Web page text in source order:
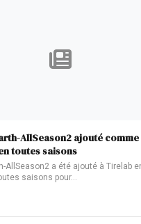
AllSeason2 ajouté
toutes saisons
AllSeason2 a été ajouté à Tirelab
saisons pour…